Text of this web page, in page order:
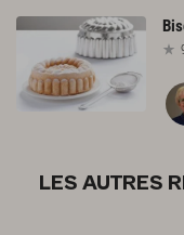
LES AUTRES